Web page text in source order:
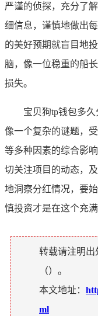
严谨的侦探，充分了
细信息，谨慎地做出
的美好预期就盲目地
脑，像一位稳重的船
损失。
宝贝狗tp钱包多
像一个复杂的谜题，
等多种因素的综合影
切关注项目的动态，
地洞察分红情况，要
慎投资才是在这个充
转载请注明出
（）。
本文地址：
ml